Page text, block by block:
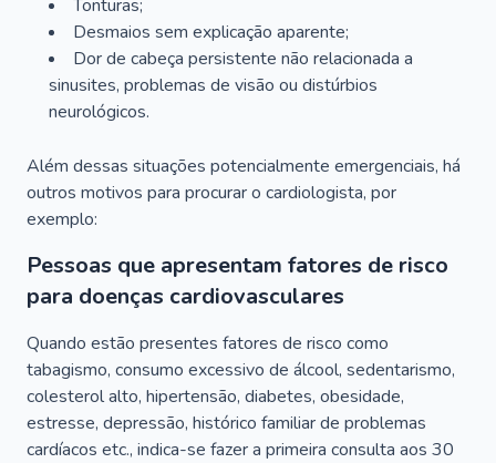
Tonturas;
Desmaios sem explicação aparente;
Dor de cabeça persistente não relacionada a
sinusites, problemas de visão ou distúrbios
neurológicos.
Além dessas situações potencialmente emergenciais, há
outros motivos para procurar o cardiologista, por
exemplo:
Pessoas que apresentam fatores de risco
para doenças cardiovasculares
Quando estão presentes fatores de risco como
tabagismo, consumo excessivo de álcool, sedentarismo,
colesterol alto, hipertensão, diabetes, obesidade,
estresse, depressão, histórico familiar de problemas
cardíacos etc., indica-se fazer a primeira consulta aos 30